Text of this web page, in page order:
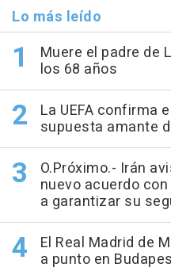
Lo más leído
Muere el padre de
los 68 años
La UEFA confirma
supuesta amante
O.Próximo.- Irán
nuevo acuerdo
a garantizar su
El Real Madrid de
a punto en